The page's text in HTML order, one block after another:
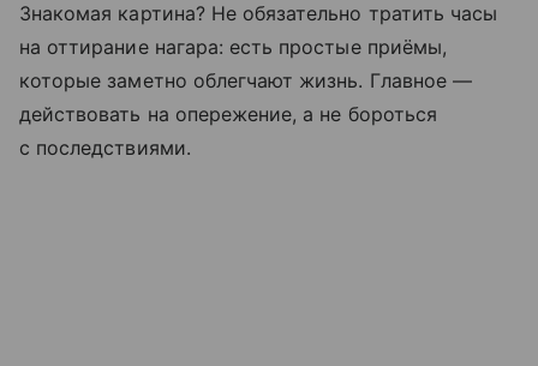
Знакомая картина? Не обязательно тратить часы
на оттирание нагара: есть простые приёмы,
которые заметно облегчают жизнь. Главное —
действовать на опережение, а не бороться
с последствиями.